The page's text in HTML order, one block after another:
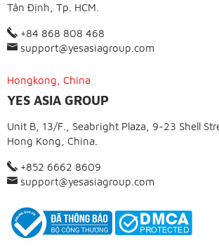
Tân Định, Tp. HCM.
+84 868 808 468
support@yesasiagroup.com
Hongkong, China
YES ASIA GROUP
Unit B, 13/F., Seabright Plaza, 9-23 Shell
Hong Kong, China.
+852 6662 8609
support@yesasiagroup.com